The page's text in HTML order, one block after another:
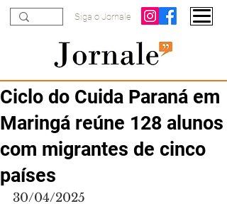
Siga o Jornale
Ciclo do Cuida Paraná em
Maringá reúne 128 alunos
com migrantes de cinco
países
30/04/2025